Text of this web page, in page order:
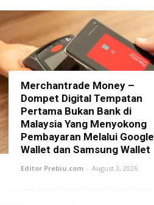
Merchantrade Money –
Dompet Digital Tempatan
Pertama Bukan Bank di
Malaysia Yang Menyokong
Pembayaran Melalui Google
Wallet dan Samsung Wallet
Editor Prebiu.com - August 3, 2026